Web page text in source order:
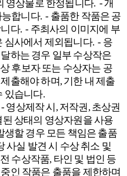
영상물로 한정됩니다. - 개
합니다. - 출품한 작품은 공
다. - 주최사의 이미지에 부
심사에서 제외됩니다. - 응
하는 경우 일부 수상작은
후보자 또는 수상자는 공
출해야 하며, 기한 내 제출
있습니다.
영상제작 시, 저작권, 초상권
상태의 영상자원을 사용
생할 경우 모든 책임은 출품
사실 발견 시 수상 취소 및
수상작품, 타인 및 법인 등
인 작품은 출품을 제한하며